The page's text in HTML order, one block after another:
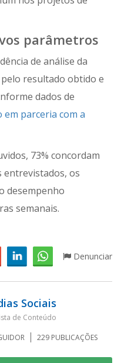
parâmetros
de análise da
resultado obtido e
dados de
em parceria com a
73% concordam
entrevistados, os
desempenho
semanais.
Denunciar
Sociais
de Conteúdo
229 PUBLICAÇÕES